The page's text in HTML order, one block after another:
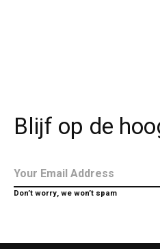
Blijf op de
Don’t worry, we won’t spam